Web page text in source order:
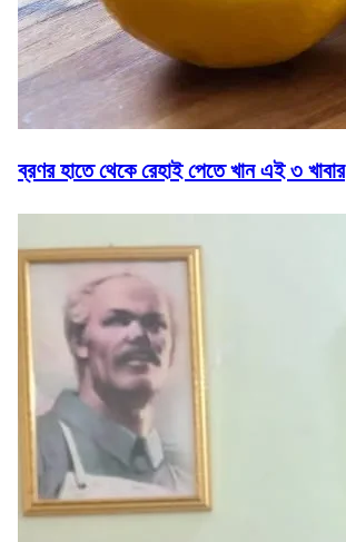
ব্রণর হাতে থেকে রেহাই পেতে খান এই ৩ খাবার